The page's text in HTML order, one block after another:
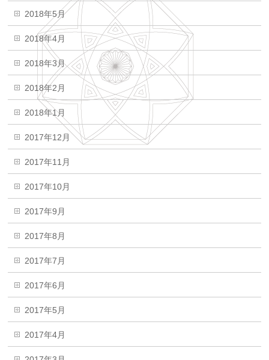
2018年5月
2018年4月
2018年3月
2018年2月
2018年1月
2017年12月
2017年11月
2017年10月
2017年9月
2017年8月
2017年7月
2017年6月
2017年5月
2017年4月